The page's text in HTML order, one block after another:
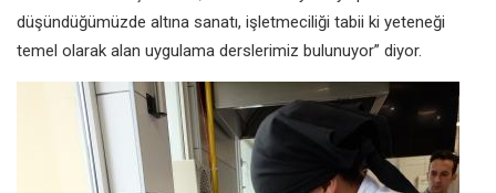
düşündüğümüzde altına sanatı, işletmeciliği tabii ki yeteneği
temel olarak alan uygulama derslerimiz bulunuyor” diyor.